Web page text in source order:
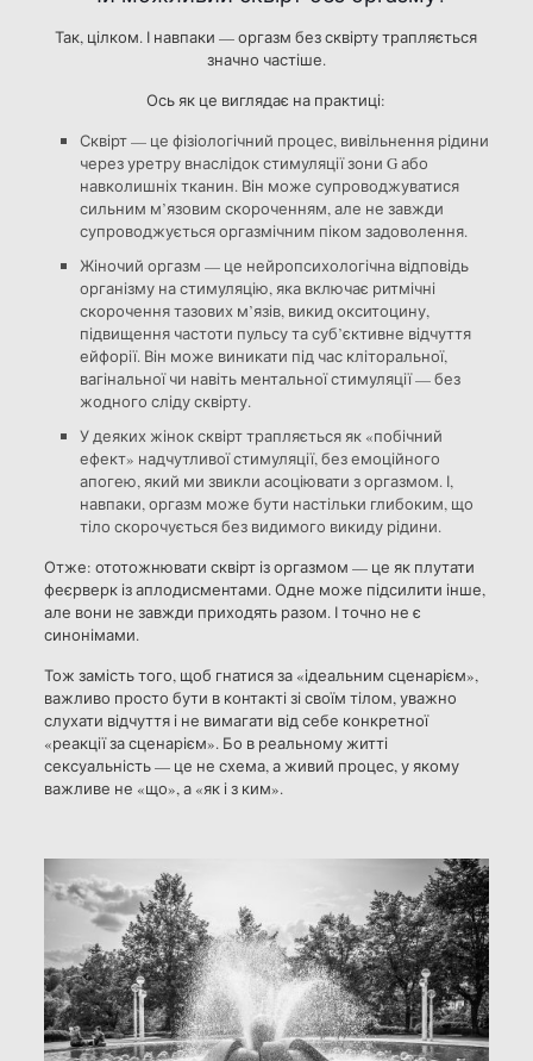
Так, цілком. І навпаки — оргазм без сквірту трапляється
значно частіше.
Ось як це виглядає на практиці:
Сквірт — це фізіологічний процес, вивільнення рідини
через уретру внаслідок стимуляції зони G або
навколишніх тканин. Він може супроводжуватися
сильним м’язовим скороченням, але не завжди
супроводжується оргазмічним піком задоволення.
Жіночий оргазм — це нейропсихологічна відповідь
організму на стимуляцію, яка включає ритмічні
скорочення тазових м’язів, викид окситоцину,
підвищення частоти пульсу та суб’єктивне відчуття
ейфорії. Він може виникати під час кліторальної,
вагінальної чи навіть ментальної стимуляції — без
жодного сліду сквірту.
У деяких жінок сквірт трапляється як «побічний
ефект» надчутливої стимуляції, без емоційного
апогею, який ми звикли асоціювати з оргазмом. І,
навпаки, оргазм може бути настільки глибоким, що
тіло скорочується без видимого викиду рідини.
Отже: ототожнювати сквірт із оргазмом — це як плутати
феєрверк із аплодисментами. Одне може підсилити інше,
але вони не завжди приходять разом. І точно не є
синонімами.
Тож замість того, щоб гнатися за «ідеальним сценарієм»,
важливо просто бути в контакті зі своїм тілом, уважно
слухати відчуття і не вимагати від себе конкретної
«реакції за сценарієм». Бо в реальному житті
сексуальність — це не схема, а живий процес, у якому
важливе не «що», а «як і з ким».